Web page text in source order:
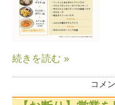
続きを読む »
コメ